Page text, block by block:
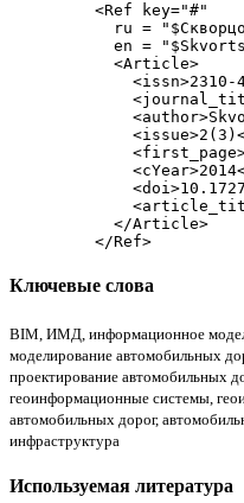
    <Ref key="#"
ru =
en =
      <Article>
<issn>2310-
      </Article>
Ключевые слова
BIM ИМД информационное
моделирование автомобильных
проектирование автомобильных
геоинформационные системы
автомобильных дорог,
инфраструктура
Используемая литература